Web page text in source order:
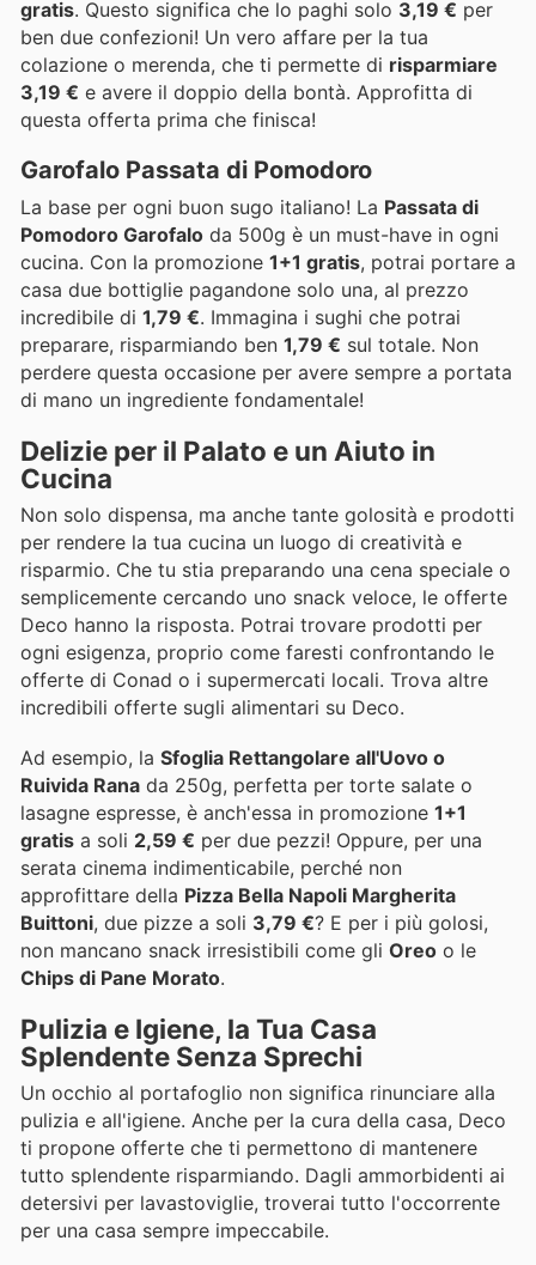
gratis. Questo significa che lo paghi solo 3,19 € per
ben due confezioni! Un vero affare per la tua
colazione o merenda, che ti permette di risparmiare
3,19 € e avere il doppio della bontà. Approfitta di
questa offerta prima che finisca!
Garofalo Passata di Pomodoro
La base per ogni buon sugo italiano! La Passata di
Pomodoro Garofalo da 500g è un must-have in ogni
cucina. Con la promozione 1+1 gratis, potrai portare a
casa due bottiglie pagandone solo una, al prezzo
incredibile di 1,79 €. Immagina i sughi che potrai
preparare, risparmiando ben 1,79 € sul totale. Non
perdere questa occasione per avere sempre a portata
di mano un ingrediente fondamentale!
Delizie per il Palato e un Aiuto in
Cucina
Non solo dispensa, ma anche tante golosità e prodotti
per rendere la tua cucina un luogo di creatività e
risparmio. Che tu stia preparando una cena speciale o
semplicemente cercando uno snack veloce, le offerte
Deco hanno la risposta. Potrai trovare prodotti per
ogni esigenza, proprio come faresti confrontando le
offerte di Conad o i supermercati locali. Trova altre
incredibili offerte sugli alimentari su Deco.
Ad esempio, la Sfoglia Rettangolare all'Uovo o
Ruivida Rana da 250g, perfetta per torte salate o
lasagne espresse, è anch'essa in promozione 1+1
gratis a soli 2,59 € per due pezzi! Oppure, per una
serata cinema indimenticabile, perché non
approfittare della Pizza Bella Napoli Margherita
Buittoni, due pizze a soli 3,79 €? E per i più golosi,
non mancano snack irresistibili come gli Oreo o le
Chips di Pane Morato.
Pulizia e Igiene, la Tua Casa
Splendente Senza Sprechi
Un occhio al portafoglio non significa rinunciare alla
pulizia e all'igiene. Anche per la cura della casa, Deco
ti propone offerte che ti permettono di mantenere
tutto splendente risparmiando. Dagli ammorbidenti ai
detersivi per lavastoviglie, troverai tutto l'occorrente
per una casa sempre impeccabile.